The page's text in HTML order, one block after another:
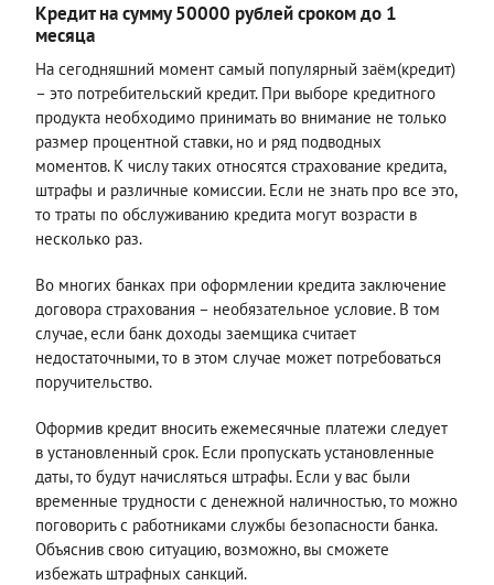
Кредит на сумму 50000 рублей сроком до 1
месяца
На сегодняшний момент самый популярный заём(кредит)
– это потребительский кредит. При выборе кредитного
продукта необходимо принимать во внимание не только
размер процентной ставки, но и ряд подводных
моментов. К числу таких относятся страхование кредита,
штрафы и различные комиссии. Если не знать про все это,
то траты по обслуживанию кредита могут возрасти в
несколько раз.
Во многих банках при оформлении кредита заключение
договора страхования – необязательное условие. В том
случае, если банк доходы заемщика считает
недостаточными, то в этом случае может потребоваться
поручительство.
Оформив кредит вносить ежемесячные платежи следует
в установленный срок. Если пропускать установленные
даты, то будут начисляться штрафы. Если у вас были
временные трудности с денежной наличностью, то можно
поговорить с работниками службы безопасности банка.
Объяснив свою ситуацию, возможно, вы сможете
избежать штрафных санкций.